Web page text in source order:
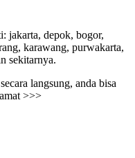
jakarta, depok, bogor,
karawang, purwakarta,
sekitarnya.
langsung, anda bisa
>>>